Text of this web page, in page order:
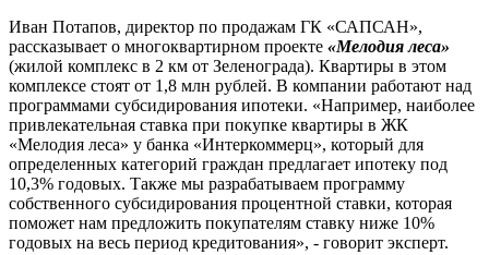
Иван Потапов, директор по продажам ГК «САПСАН»,
рассказывает о многоквартирном проекте «Мелодия леса»
(жилой комплекс в 2 км от Зеленограда). Квартиры в этом
комплексе стоят от 1,8 млн рублей. В компании работают над
программами субсидирования ипотеки. «Например, наиболее
привлекательная ставка при покупке квартиры в ЖК
«Мелодия леса» у банка «Интеркоммерц», который для
определенных категорий граждан предлагает ипотеку под
10,3% годовых. Также мы разрабатываем программу
собственного субсидирования процентной ставки, которая
поможет нам предложить покупателям ставку ниже 10%
годовых на весь период кредитования», - говорит эксперт.